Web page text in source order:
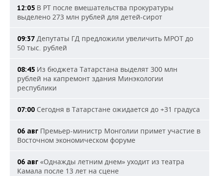
12:05 В РТ после вмешательства прокуратуры
выделено 273 млн рублей для детей-сирот
09:37 Депутаты ГД предложили увеличить МРОТ до
50 тыс. рублей
08:45 Из бюджета Татарстана выделят 300 млн
рублей на капремонт здания Минэкологии
республики
07:00 Сегодня в Татарстане ожидается до +31 градуса
06 авг Премьер-министр Монголии примет участие в
Восточном экономическом форуме
06 авг «Однажды летним днем» уходит из театра
Камала после 13 лет на сцене